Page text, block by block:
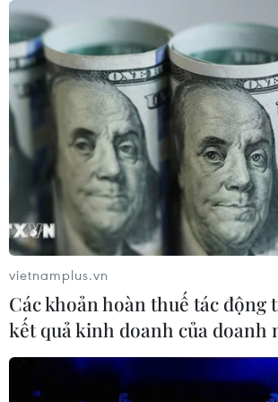
Mỹ chi hơn 2,2 tỷ USD mua thêm 4
trung tâm giam giữ người nhập cư
trái phép
Canada áp dụng biện pháp tự vệ tạm
thời với tủ gỗ và tủ lavabo nhập khẩu
07/08/2026 14:52
Kinh tế Mỹ bất ngờ mất 23.000 việc
làm trong tháng 7
07/08/2026 13:57
vietnamplus.vn
Các khoản hoàn thuế tác động
kết quả kinh doanh của doanh